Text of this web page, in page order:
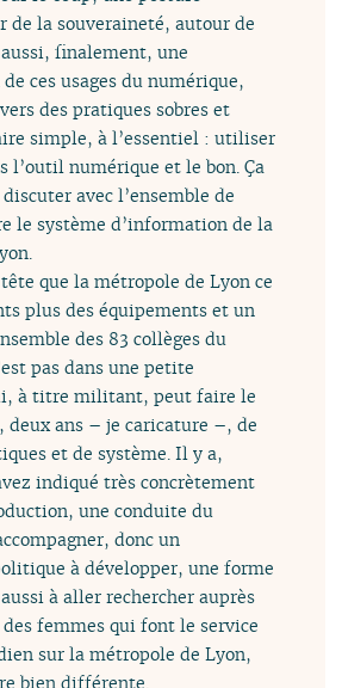
de la souveraineté, autour de
finalement, une
ces usages du numérique,
des pratiques sobres et
simple, à l’essentiel : utiliser
l’outil numérique et le bon. Ça
avec l’ensemble de
le système d’information de la
que la métropole de Lyon ce
plus des équipements et un
des 83 collèges du
pas dans une petite
à titre militant, peut faire le
deux ans – je caricature –, de
et de système. Il y a,
indiqué très concrètement
une conduite du
donc un
à développer, une forme
à aller rechercher auprès
femmes qui font le service
sur la métropole de Lyon,
bien différente.